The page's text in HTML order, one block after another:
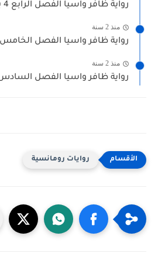
رواية ظافر واسيا الفصل الرابع 4 بقلم حنان عبدالعزيز
منذ 2 سنة
رواية ظافر واسيا الفصل الخامس 5 بقلم حنان عبدالعزيز
منذ 2 سنة
رواية ظافر واسيا الفصل السادس 6 بقلم حنان
روايات رومانسية